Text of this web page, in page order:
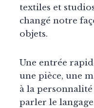
textiles et
changé notre
objets.
Une entrée
une pièce, une
à la personnalité
parler le